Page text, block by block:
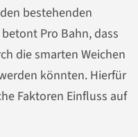
bestehenden
Pro Bahn, dass
die smarten Weichen
könnten. Hierfür
Faktoren Einfluss auf